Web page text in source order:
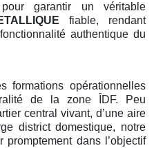
garantir un véritable
fiable, rendant
authentique du
formations opérationnelles
de la zone ÎDF. Peu
central vivant, d’une aire
district domestique, notre
dans l’objectif